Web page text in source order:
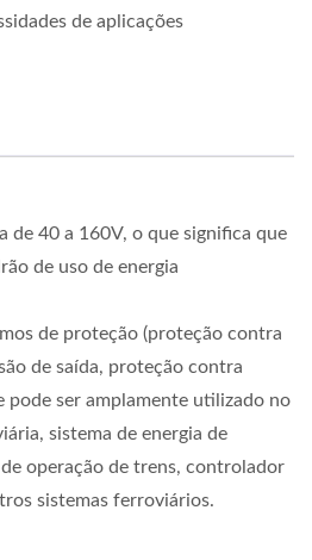
de aplicações
de 40 a 160V, o que significa que
de uso de energia
de proteção (proteção contra
de saída, proteção contra
ser amplamente utilizado no
sistema de energia de
operação de trens, controlador
sistemas ferroviários.